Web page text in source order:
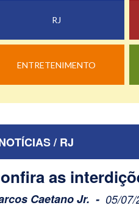
RJ
ENTRETENIMENTO
/ RJ
as
Caetano Jr. 05/